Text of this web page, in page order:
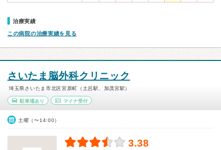
治療実績
この病院の治療実績を見る
さいたま脳外科クリニック
埼玉県さいたま市北区宮原町（土呂駅、加茂宮駅）
駐車場あり マイナ受付
土曜（〜14:00）
3.38